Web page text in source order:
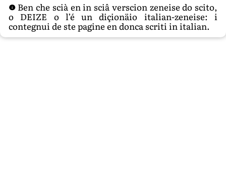
Ben che scià en in sciâ verscion zeneise do scito,
o DEIZE o l’é un diçionäio italian-zeneise: i
contegnui de ste pagine en donca scriti in italian.